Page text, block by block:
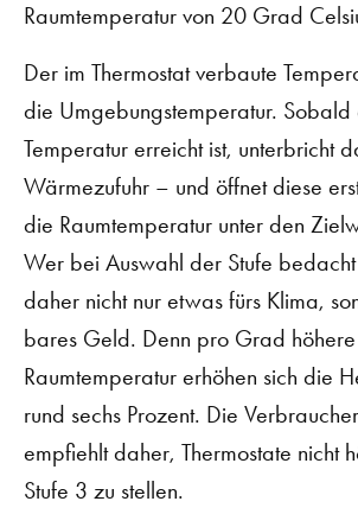
Raumtemperatur von 20 Grad
Der im Thermostat verbaute
die Umgebungstemperatur. Sobald
Temperatur erreicht ist, unterbricht
Wärmezufuhr – und öffnet diese
die Raumtemperatur unter den
Wer bei Auswahl der Stufe
daher nicht nur etwas fürs Klima,
bares Geld. Denn pro Grad höhere
Raumtemperatur erhöhen sich die
rund sechs Prozent. Die
empfiehlt daher, Thermostate nicht
Stufe 3 zu stellen.